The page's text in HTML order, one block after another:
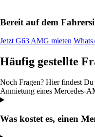
Bereit auf dem
Jetzt G63 AMG mieten
Häufig gestellte
Noch Fragen? Hier findest
Anmietung eines Mercedes-
Was kostet es, einen